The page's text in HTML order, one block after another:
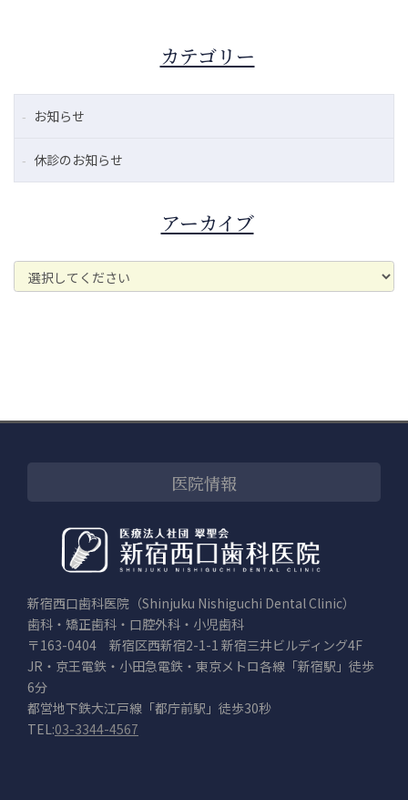
カテゴリー
お知らせ
休診のお知らせ
アーカイブ
医院情報
新宿西口歯科医院（Shinjuku Nishiguchi Dental Clinic）
歯科・矯正歯科・口腔外科・小児歯科
〒163-0404 新宿区西新宿2-1-1 新宿三井ビルディング4F
JR・京王電鉄・小田急電鉄・東京メトロ各線「新宿駅」徒歩
6分
都営地下鉄大江戸線「都庁前駅」徒歩30秒
TEL:03-3344-4567